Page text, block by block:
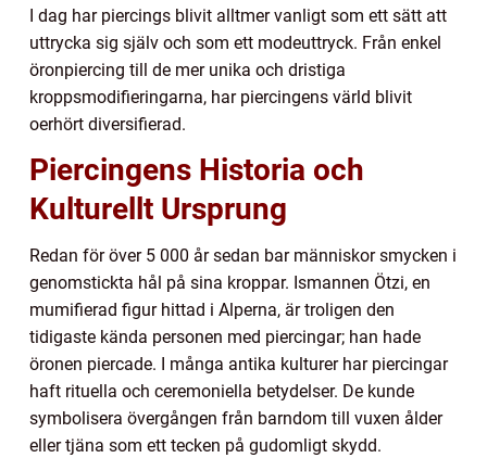
I dag har piercings blivit alltmer vanligt som ett sätt att
uttrycka sig själv och som ett modeuttryck. Från enkel
öronpiercing till de mer unika och dristiga
kroppsmodifieringarna, har piercingens värld blivit
oerhört diversifierad.
Piercingens Historia och
Kulturellt Ursprung
Redan för över 5 000 år sedan bar människor smycken i
genomstickta hål på sina kroppar. Ismannen Ötzi, en
mumifierad figur hittad i Alperna, är troligen den
tidigaste kända personen med piercingar; han hade
öronen piercade. I många antika kulturer har piercingar
haft rituella och ceremoniella betydelser. De kunde
symbolisera övergången från barndom till vuxen ålder
eller tjäna som ett tecken på gudomligt skydd.